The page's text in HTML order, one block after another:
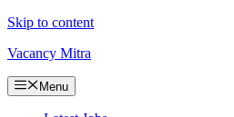
Skip to content
Vacancy Mitra
Menu